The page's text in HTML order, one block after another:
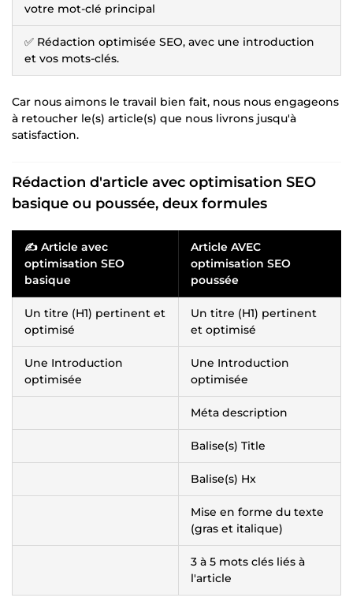
votre mot-clé principal
✅ Rédaction optimisée SEO, avec une introduction
et vos mots-clés.
Car nous aimons le travail bien fait, nous nous engageons
à retoucher le(s) article(s) que nous livrons jusqu'à
satisfaction.
Rédaction d'article avec optimisation SEO
basique ou poussée, deux formules
✍ Article avec
optimisation SEO
basique
Article AVEC
optimisation SEO
poussée
Un titre (H1) pertinent et
optimisé
Un titre (H1) pertinent
et optimisé
Une Introduction
optimisée
Une Introduction
optimisée
Méta description
Balise(s) Title
Balise(s) Hx
Mise en forme du texte
(gras et italique)
3 à 5 mots clés liés à
l'article